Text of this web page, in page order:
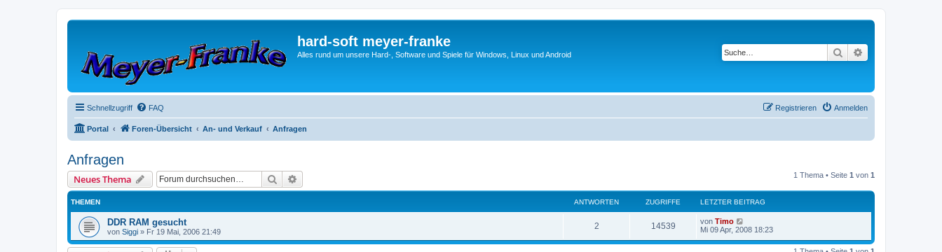
hard-soft meyer-franke
Alles rund um unsere Hard-, Software und Spiele für Windows, Linux und Android Suche
Schnellzugriff FAQ Anmelden
Registrieren
Portal Foren-Übersicht An- und Verkauf Anfragen
Anfragen
Neues Thema Suche 1 Thema • Seite 1 von 1
THEMEN ANTWORTEN ZUGRIFFE LETZTER BEITRAG
DDR RAM gesucht
von Siggi » Fr 19 Mai, 2006 21:49
2 14539 von Timo
Mi 09 Apr, 2008 18:23